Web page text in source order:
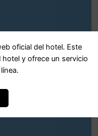
oficial del hotel. Este
y ofrece un servicio